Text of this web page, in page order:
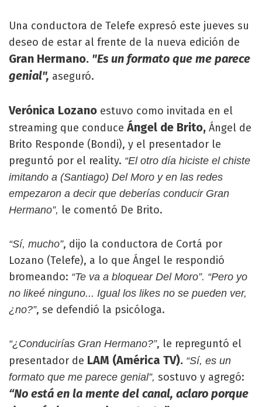
Una conductora de Telefe expresó este jueves su
deseo de estar al frente de la nueva edición de
Gran Hermano. "Es un formato que me parece
genial", aseguró.
Verónica Lozano estuvo como invitada en el
streaming que conduceÁngel de Brito, Ángel de
Brito Responde (Bondi), y el presentador le
preguntó por el reality. “El otro día hiciste el chiste
imitando a (Santiago) Del Moro y en las redes
empezaron a decir que deberías conducir Gran
Hermano”, le comentó De Brito.
“Sí, mucho”, dijo la conductora de Cortá por
Lozano (Telefe), a lo que Ángel le respondió
bromeando: “Te va a bloquear Del Moro”. “Pero yo
no likeé ninguno... Igual los likes no se pueden ver,
¿no?”, se defendió la psicóloga.
“¿Conducirías Gran Hermano?”, le repreguntó el
presentador de LAM (América TV). “Sí, es un
formato que me parece genial”, sostuvo y agregó:
“No está en la mente del canal, aclaro porque